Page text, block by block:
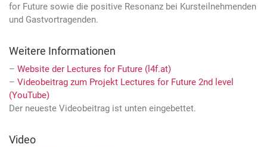
for Future sowie die positive Resonanz bei Kursteilnehmenden
und Gastvortragenden.
Weitere Informationen
– Website der Lectures for Future (l4f.at)
– Videobeitrag zum Projekt Lectures for Future 2nd level
(YouTube)
Der neueste Videobeitrag ist unten eingebettet.
Video